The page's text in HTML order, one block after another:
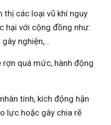
thị các loại vũ khí nguy
hại với cộng đồng như:
gây nghiện,…
quá mức, hành động
tính, kích động hận
lực hoặc gây chia rẽ